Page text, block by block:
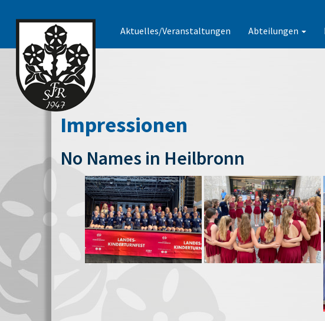
Aktuelles/Veranstaltungen Abteilungen
Impressionen
No Names in Heilbronn